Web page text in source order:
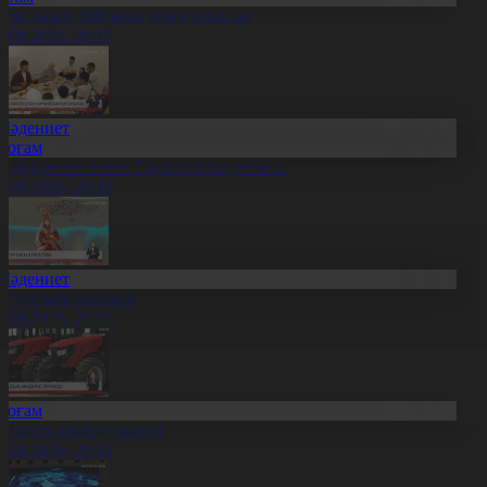
оқып, 600 мың теңге ұтып ал
20:17
өнеге еткен Ерниязовтар отбасы
20:16
мен креатив
20:13
өндіріс өрледі
20:11